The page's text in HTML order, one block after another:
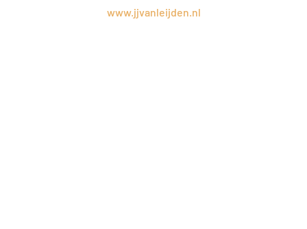
www.jjvanleijden.nl